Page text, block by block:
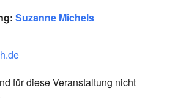
Suzanne Michels
für diese Veranstaltung nicht